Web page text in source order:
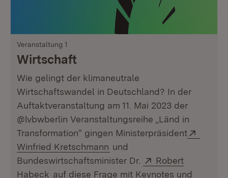
Veranstaltung 1
Wirtschaft
Wie gelingt der klimaneutrale
Wirtschaftswandel in Deutschland? In der
Auftaktveranstaltung am 11. Mai 2023 der
@lvbwberlin Veranstaltungsreihe „Länd in
Transformation“ gingen Ministerpräsident
Winfried Kretschmann (Öffnet in neuem Fenster)
und
Bundeswirtschaftsminister Dr.
Extern:
Robert
Habeck (Öffnet in neuem Fenster)
auf diese Frage mit Keynotes und